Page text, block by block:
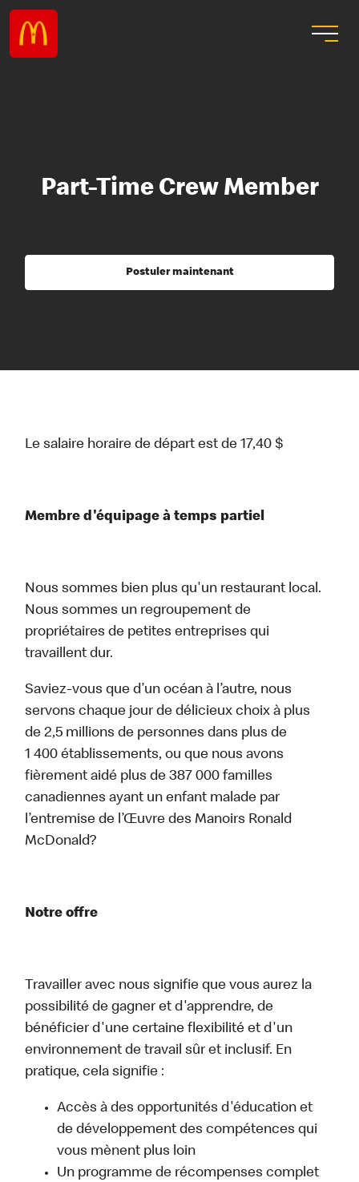
Part-Time Crew Member
Postuler maintenant
Le salaire horaire de départ est de 17,40 $
Membre d'équipage à temps partiel
Nous sommes bien plus qu'un restaurant local.
Nous sommes un regroupement de
propriétaires de petites entreprises qui
travaillent dur.
Saviez-vous que d’un océan à l’autre, nous
servons chaque jour de délicieux choix à plus
de 2,5 millions de personnes dans plus de
1 400 établissements, ou que nous avons
fièrement aidé plus de 387 000 familles
canadiennes ayant un enfant malade par
l’entremise de l’Œuvre des Manoirs Ronald
McDonald?
Notre offre
Travailler avec nous signifie que vous aurez la
possibilité de gagner et d'apprendre, de
bénéficier d'une certaine flexibilité et d'un
environnement de travail sûr et inclusif. En
pratique, cela signifie :
Accès à des opportunités d'éducation et
de développement des compétences qui
vous mènent plus loin
Un programme de récompenses complet